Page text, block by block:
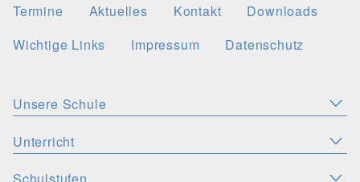
Termine Aktuelles Kontakt
Downloads
Wichtige Links
Impressum Datenschutz
Unsere Schule
Aktuelles
KONZEPTE
Christliche Akzente
Unterricht
SPRACHEN
Schulstufen